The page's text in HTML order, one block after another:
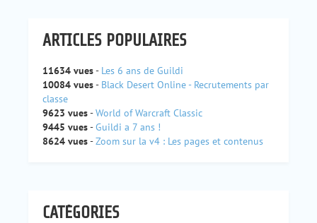
ARTICLES POPULAIRES
11634 vues- Les 6 ans de Guildi
10084 vues- Black Desert Online - Recrutements par
classe
9623 vues-World of Warcraft Classic
9445 vues-Guildi a 7 ans !
8624 vues-Zoom sur la v4 : Les pages et contenus
CATÉGORIES